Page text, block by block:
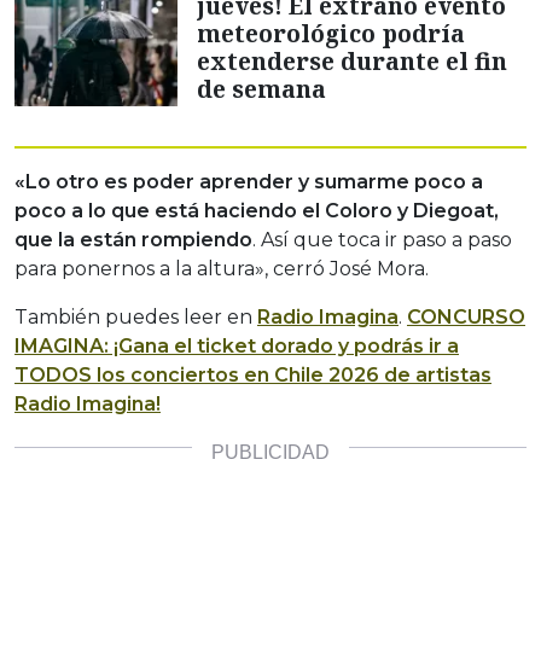
meteorológico podría
extenderse durante el fin
de semana
«Lo otro es poder aprender y sumarme poco a
poco a lo que está haciendo el Coloro y Diegoat,
que la están rompiendo. Así que toca ir paso a paso
para ponernos a la altura», cerró José Mora.
También puedes leer en Radio Imagina. CONCURSO
IMAGINA: ¡Gana el ticket dorado y podrás ir a
TODOS los conciertos en Chile 2026 de artistas
Radio Imagina!